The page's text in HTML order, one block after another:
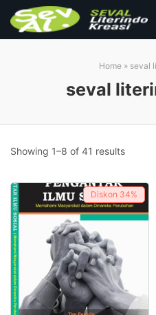
Home » seval
seval
Showing 1–8 of 41 results
Diskon 34%